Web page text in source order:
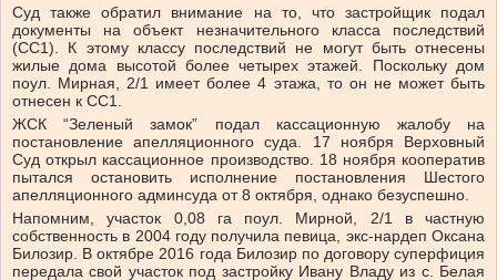
Суд также обратил внимание на то, что застройщик подал
документы на объект незначительного класса последствий
(СС1). К этому классу последствий не могут быть отнесены
жилые дома высотой более четырех этажей. Поскольку дом
поул. Мирная, 2/1 имеет более 4 этажа, то он не может быть
отнесен к СС1.
ЖСК “Зеленый замок” подал кассационную жалобу на
постановление апелляционного суда. 17 ноября Верховный
Суд открыл кассационное производство. 18 ноября кооператив
пытался остановить исполнение постановления Шестого
апелляционного админсуда от 8 октября, однако безуспешно.
Напомним, участок 0,08 га поул. Мирной, 2/1 в частную
собственность в 2004 году получила певица, экс-нардеп Оксана
Билозир. В октябре 2016 года Билозир по договору суперфиция
передала свой участок под застройку Ивану Владу из с. Белая